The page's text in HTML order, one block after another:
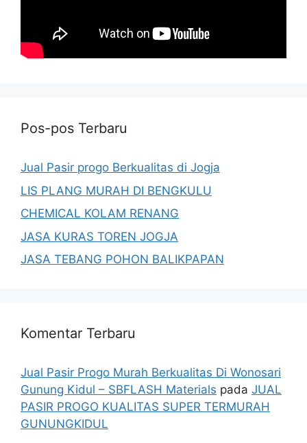
Pos-pos Terbaru
Jual Pasir progo Berkualitas di Jogja
LIS PLANG MURAH DI BENGKULU
CHEMICAL KOLAM RENANG
JASA KURAS TOREN JOGJA
JASA TEBANG POHON BALIKPAPAN
Komentar Terbaru
Jual Pasir Progo Murah Berkualitas Di Wonosari
Gunung Kidul – SBFLASH Materials pada JUAL
PASIR PROGO KUALITAS SUPER TERMURAH
GUNUNGKIDUL